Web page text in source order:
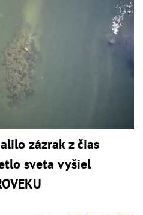
zázrak z čias
sveta vyšiel